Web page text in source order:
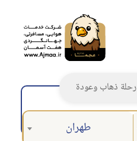
رحلة ذهاب وعودة
طهران